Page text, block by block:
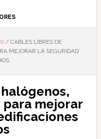
/CABLES LIBRES DE
MEJORAR LA SEGURIDAD
mejorar